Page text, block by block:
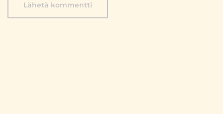
Lähetä kommentti